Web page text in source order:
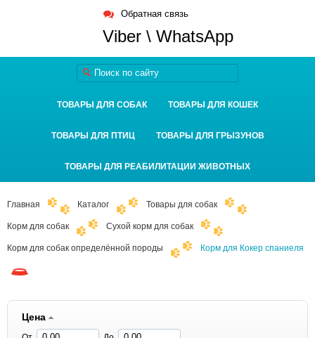
Обратная связь
Viber \ WhatsApp
ТОВАРЫ ДЛЯ СОБАК ТОВАРЫ ДЛЯ КОШЕК
ТОВАРЫ ДЛЯ ПТИЦ ТОВАРЫ ДЛЯ ГРЫЗУНОВ
ТОВАРЫ ДЛЯ РЕАБИЛИТАЦИИ ЖИВОТНЫХ
Главная Каталог Товары для собак
Корм для собак Сухой корм для собак
Корм для собак определённой породы Корм для Кокер спаниеля
Цена